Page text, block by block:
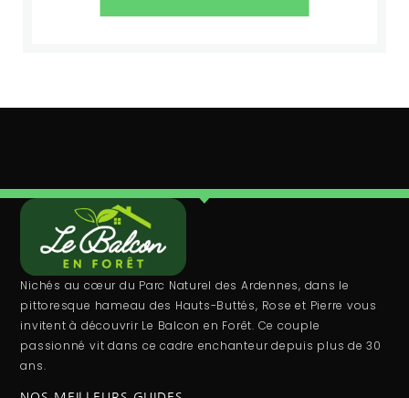
Nichés au cœur du Parc Naturel des Ardennes, dans le
pittoresque hameau des Hauts-Buttés, Rose et Pierre vous
invitent à découvrir Le Balcon en Forêt. Ce couple
passionné vit dans ce cadre enchanteur depuis plus de 30
ans.